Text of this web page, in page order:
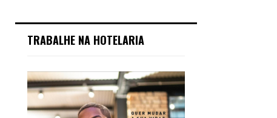
TRABALHE NA HOTELARIA